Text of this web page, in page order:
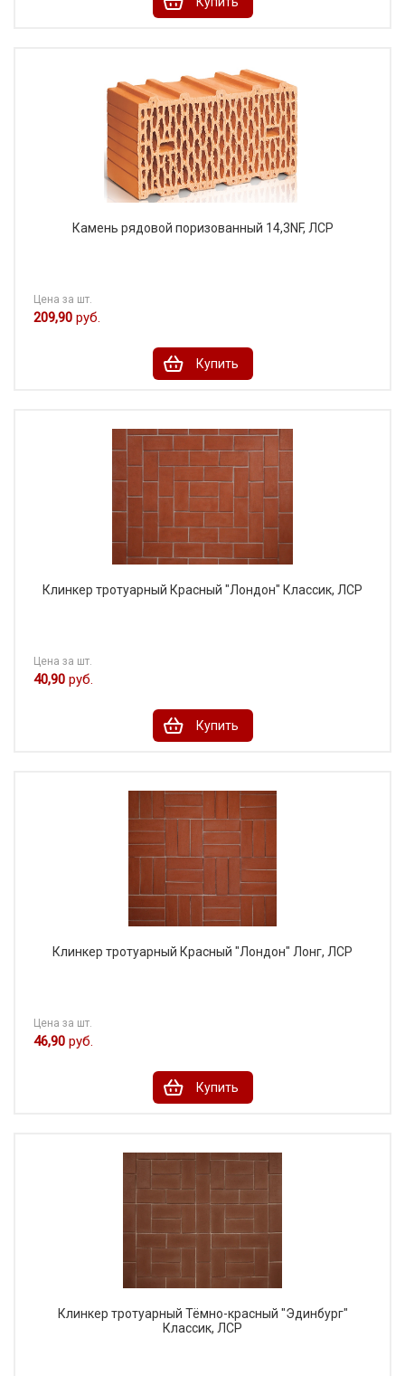
Камень рядовой поризованный 14,3NF, ЛСР
Цена за шт.
209,90 руб.
Купить
Клинкер тротуарный Красный "Лондон" Классик, ЛСР
Цена за шт.
40,90 руб.
Купить
Клинкер тротуарный Красный "Лондон" Лонг, ЛСР
Цена за шт.
46,90 руб.
Купить
Клинкер тротуарный Тёмно-красный "Эдинбург"
Классик, ЛСР